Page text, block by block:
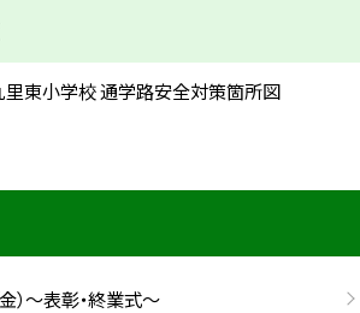
東小学校 通学路安全対策箇所図
）～表彰・終業式～